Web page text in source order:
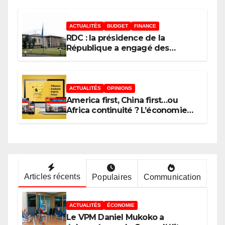
ACTUALITÉS BUDGET FINANCE
RDC : la présidence de la
République a engagé des
ACTUALITÉS OPINIONS
America first, China first…ou
Africa continuité ? L’économie
Articles récents Populaires Communication
ACTUALITÉS ÉCONOMIE
Le VPM Daniel Mukoko a